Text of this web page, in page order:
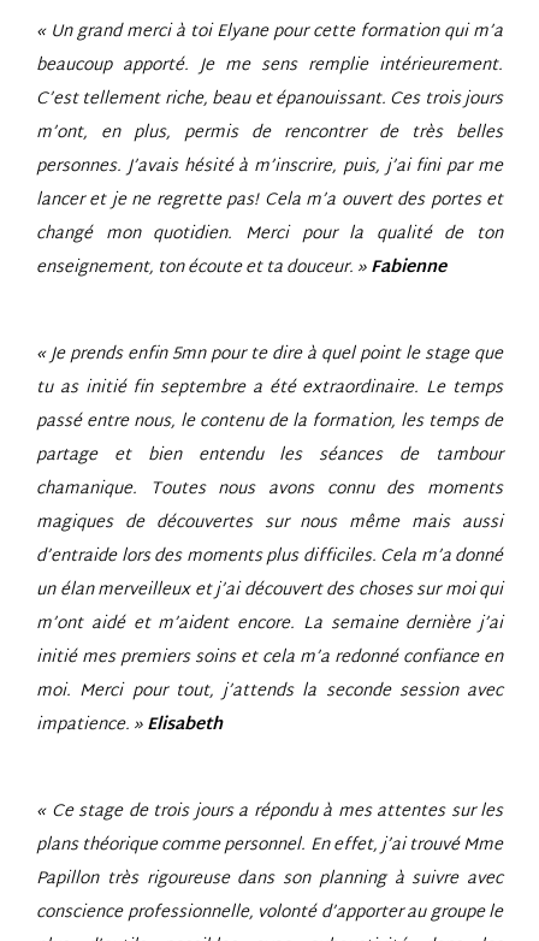
« Un grand merci à toi Elyane pour cette formation qui m’a
beaucoup apporté. Je me sens remplie intérieurement.
C’est tellement riche, beau et épanouissant. Ces trois jours
m’ont, en plus, permis de rencontrer de très belles
personnes. J’avais hésité à m’inscrire, puis, j’ai fini par me
lancer et je ne regrette pas! Cela m’a ouvert des portes et
changé mon quotidien. Merci pour la qualité de ton
enseignement, ton écoute et ta douceur. »Fabienne
« Je prends enfin 5mn pour te dire à quel point le stage que
tu as initié fin septembre a été extraordinaire. Le temps
passé entre nous, le contenu de la formation, les temps de
partage et bien entendu les séances de tambour
chamanique. Toutes nous avons connu des moments
magiques de découvertes sur nous même mais aussi
d’entraide lors des moments plus difficiles. Cela m’a donné
un élan merveilleux et j’ai découvert des choses sur moi qui
m’ont aidé et m’aident encore. La semaine dernière j’ai
initié mes premiers soins et cela m’a redonné confiance en
moi. Merci pour tout, j’attends la seconde session avec
impatience. »Elisabeth
« Ce stage de trois jours a répondu à mes attentes sur les
plans théorique comme personnel. En effet, j’ai trouvé Mme
Papillon très rigoureuse dans son planning à suivre avec
conscience professionnelle, volonté d’apporter au groupe le